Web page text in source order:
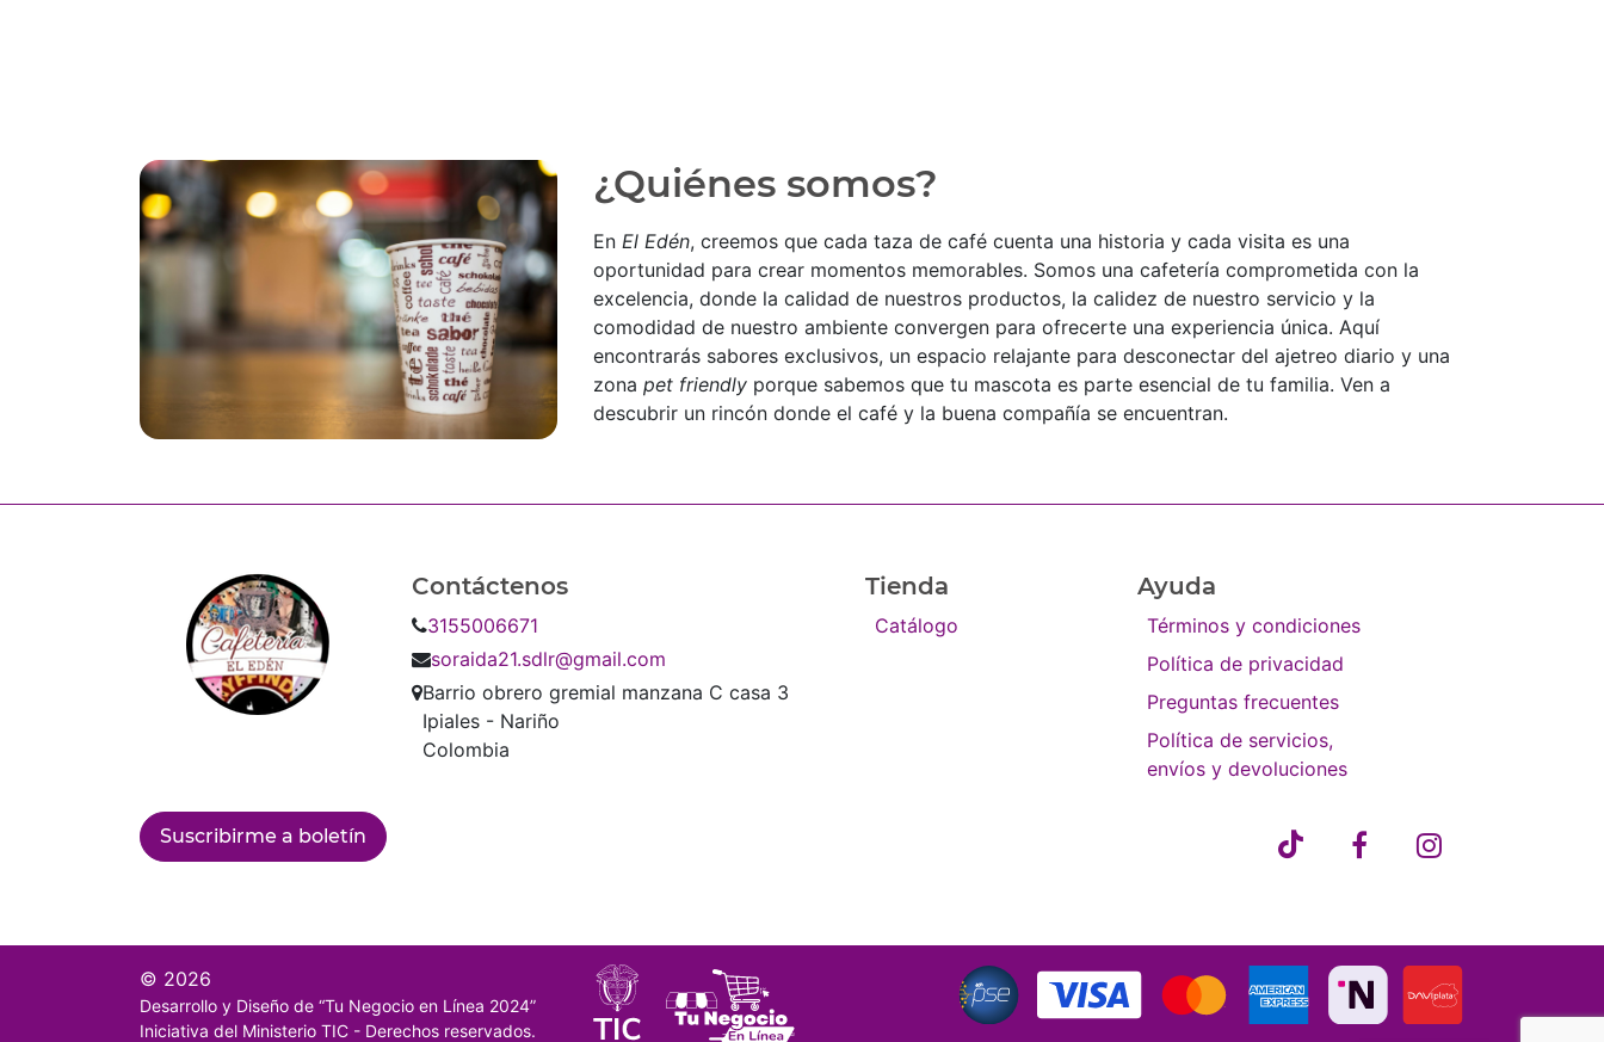
¿Quiénes somos?
En El Edén, creemos que cada taza de café cuenta una historia y cada visita es una
oportunidad para crear momentos memorables. Somos una cafetería comprometida con la
excelencia, donde la calidad de nuestros productos, la calidez de nuestro servicio y la
comodidad de nuestro ambiente convergen para ofrecerte una experiencia única. Aquí
encontrarás sabores exclusivos, un espacio relajante para desconectar del ajetreo diario y una
zona pet friendly porque sabemos que tu mascota es parte esencial de tu familia. Ven a
descubrir un rincón donde el café y la buena compañía se encuentran.
Contáctenos
3155006671
soraida21.sdlr@gmail.com
Barrio obrero gremial manzana C casa 3
Ipiales - Nariño
Colombia
Tienda
Catálogo
Ayuda
Términos y condiciones
Política de privacidad
Preguntas frecuentes
Política de servicios,
envíos y devoluciones
Suscribirme a boletín
© 2026
Desarrollo y Diseño de “Tu Negocio en Línea 2024”
Iniciativa del Ministerio TIC - Derechos reservados.
Aceptamos todas las formas de pago